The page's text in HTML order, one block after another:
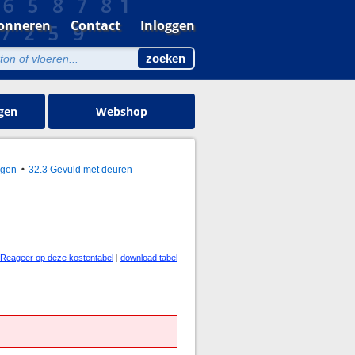
Contact Inloggen
Webshop
32.3 Gevuld met deuren
Reageer op deze kostentabel | download tabel